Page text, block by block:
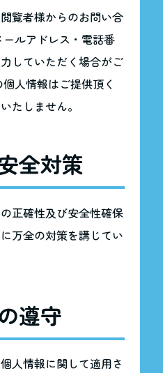
覧者様からのお問い合
ルアドレス・電話番
していただく場合がご
人情報はご提供頂く
たしません。
全対策
正確性及び安全性確保
万全の対策を講じてい
遵守
人情報に関して適用さ